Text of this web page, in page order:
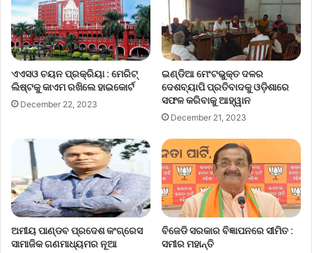
ଏଏସଓ ଚୟନ ପ୍ରକ୍ରିୟା : ମେରିଟ୍
ଲିଷ୍ଟକୁ କାଏମ ରଖିଲେ ହାଇକୋର୍ଟ
December 22, 2023
ଇଣ୍ଡିଆ ମେଂଟଭୁକ୍ତ ଦଳର
ଦେଶବ୍ୟାପି ପ୍ରତିବାଦକୁ ଓଡ଼ିଶାରେ
ସଫଳ କରିବାକୁ ଆହ୍ୱାନ
December 21, 2023
ଅମୀୟ ପାଣ୍ଡବ ପ୍ରଦେଶ କଂଗ୍ରେସ
ସାମାଜିକ ଗଣମାଧ୍ୟମର ନୂଆ
ବିଜେଡି ସରକାର ବିଜ୍ଞାପନରେ ସୀମିତ :
ସମୀର ମହାନ୍ତି